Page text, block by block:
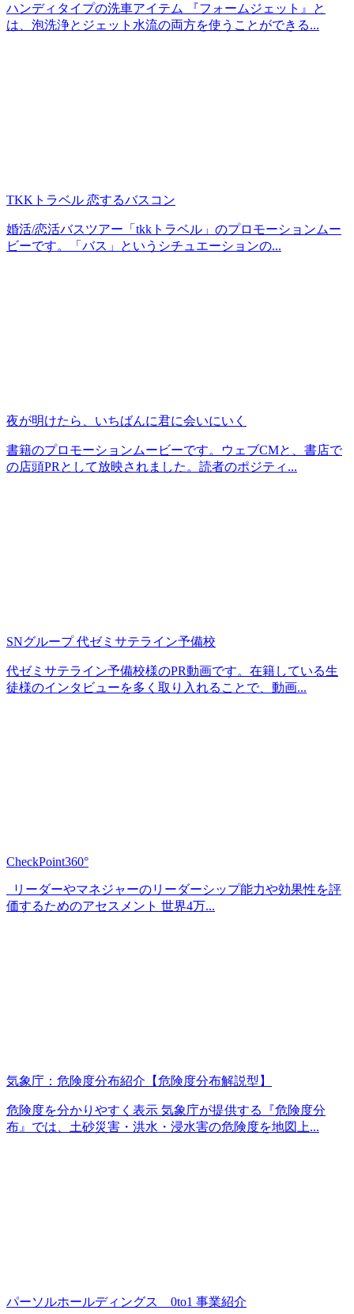
ハンディタイプの洗車アイテム 『フォームジェット』と
は、泡洗浄とジェット水流の両方を使うことができる...
TKKトラベル 恋するバスコン
婚活/恋活バスツアー「tkkトラベル」のプロモーションムー
ビーです。「バス」というシチュエーションの...
夜が明けたら、いちばんに君に会いにいく
書籍のプロモーションムービーです。ウェブCMと、書店で
の店頭PRとして放映されました。読者のポジティ...
SNグループ 代ゼミサテライン予備校
代ゼミサテライン予備校様のPR動画です。在籍している生
徒様のインタビューを多く取り入れることで、動画...
CheckPoint360°
リーダーやマネジャーのリーダーシップ能力や効果性を評
価するためのアセスメント 世界4万...
気象庁：危険度分布紹介【危険度分布解説型】
危険度を分かりやすく表示 気象庁が提供する『危険度分
布』では、土砂災害・洪水・浸水害の危険度を地図上...
パーソルホールディングス 0to1 事業紹介